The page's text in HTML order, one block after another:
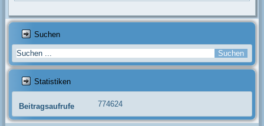
Suchen
Statistiken
Beitragsaufrufe 774624